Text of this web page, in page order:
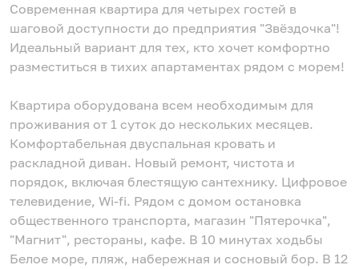
Современная квартира для четырех гостей в
шаговой доступности до предприятия "Звёздочка"!
Идеальный вариант для тех, кто хочет комфортно
разместиться в тихих апартаментах рядом с морем!
Квартира оборудована всем необходимым для
проживания от 1 суток до нескольких месяцев.
Комфортабельная двуспальная кровать и
раскладной диван. Новый ремонт, чистота и
порядок, включая блестящую сантехнику. Цифровое
телевидение, Wi-fi. Рядом с домом остановка
общественного транспорта, магазин "Пятерочка",
"Магнит", рестораны, кафе. В 10 минутах ходьбы
Белое море, пляж, набережная и сосновый бор. В 12